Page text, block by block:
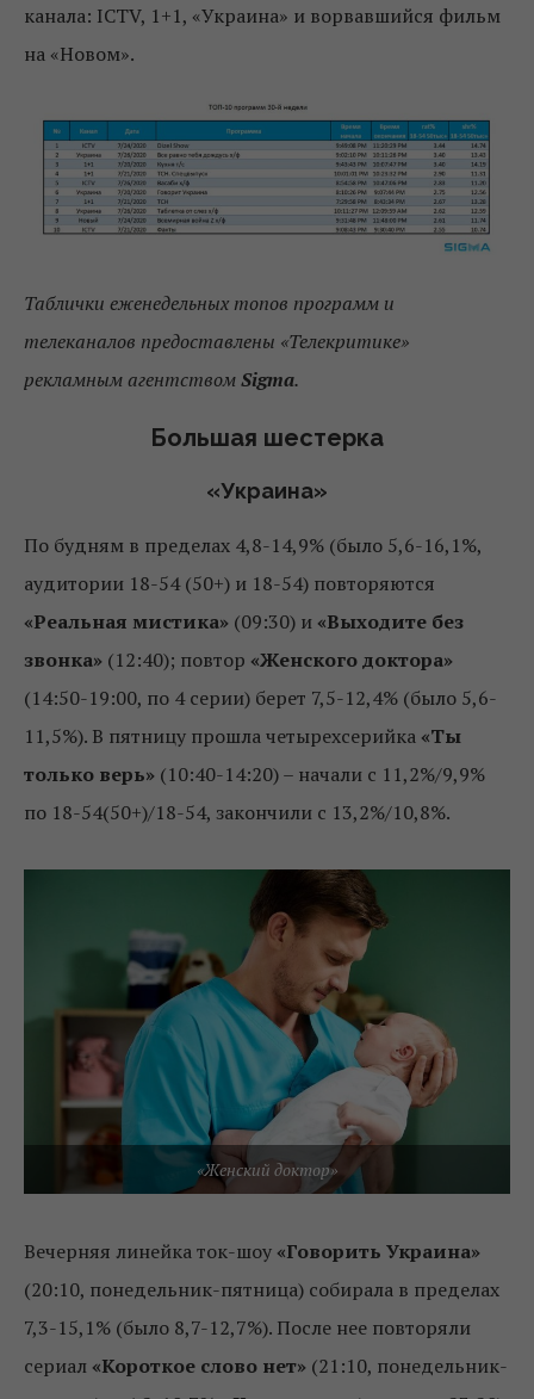
канала: ICTV, 1+1, «Украина» и ворвавшийся фильм
на «Новом».
Таблички еженедельных топов программ и
телеканалов предоставлены «Телекритике»
рекламным агентствомSigmа.
Большая шестерка
«Украина»
По будням в пределах 4,8-14,9% (было 5,6-16,1%,
аудитории 18-54 (50+) и 18-54) повторяются
«Реальная мистика» (09:30) и «Выходите без
звонка» (12:40); повтор «Женского доктора»
(14:50-19:00, по 4 серии) берет 7,5-12,4% (было 5,6-
11,5%). В пятницу прошла четырехсерийка «Ты
только верь» (10:40-14:20) – начали с 11,2%/9,9%
по 18-54(50+)/18-54, закончили с 13,2%/10,8%.
«Женский доктор»
Вечерняя линейка ток-шоу «Говорить Украина»
(20:10, понедельник-пятница) собирала в пределах
7,3-15,1% (было 8,7-12,7%). После нее повторяли
сериал «Короткое слово нет» (21:10, понедельник-